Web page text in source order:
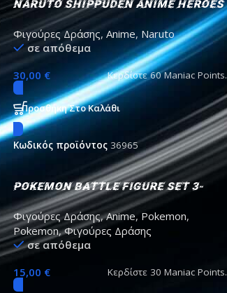
Naruto Shippuden Anime Heroes
– Jiraiya Action Figure
Φιγούρες Δράσης, Anime, Naruto
σε απόθεμα
30,00 € Κερδίστε60Maniac Points.
Προσθήκη Στο Καλάθι
Κωδικός προϊόντος 36965
Pokemon Battle Figure Set 3-
Pack Magby Squirtle # Alolan
Marowak 5cm
Φιγούρες Δράσης, Anime, Pokemon,
Pokemon, Φιγούρες Δράσης
σε απόθεμα
15,00 € Κερδίστε 30 Maniac Points.